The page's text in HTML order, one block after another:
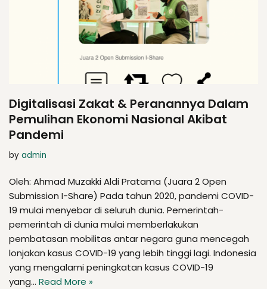
Digitalisasi Zakat & Peranannya Dalam
Pemulihan Ekonomi Nasional Akibat
Pandemi
by admin
Oleh: Ahmad Muzakki Aldi Pratama (Juara 2 Open
Submission I-Share) Pada tahun 2020, pandemi COVID-
19 mulai menyebar di seluruh dunia. Pemerintah-
pemerintah di dunia mulai memberlakukan
pembatasan mobilitas antar negara guna mencegah
lonjakan kasus COVID-19 yang lebih tinggi lagi. Indonesia
yang mengalami peningkatan kasus COVID-19
yang… Read More »